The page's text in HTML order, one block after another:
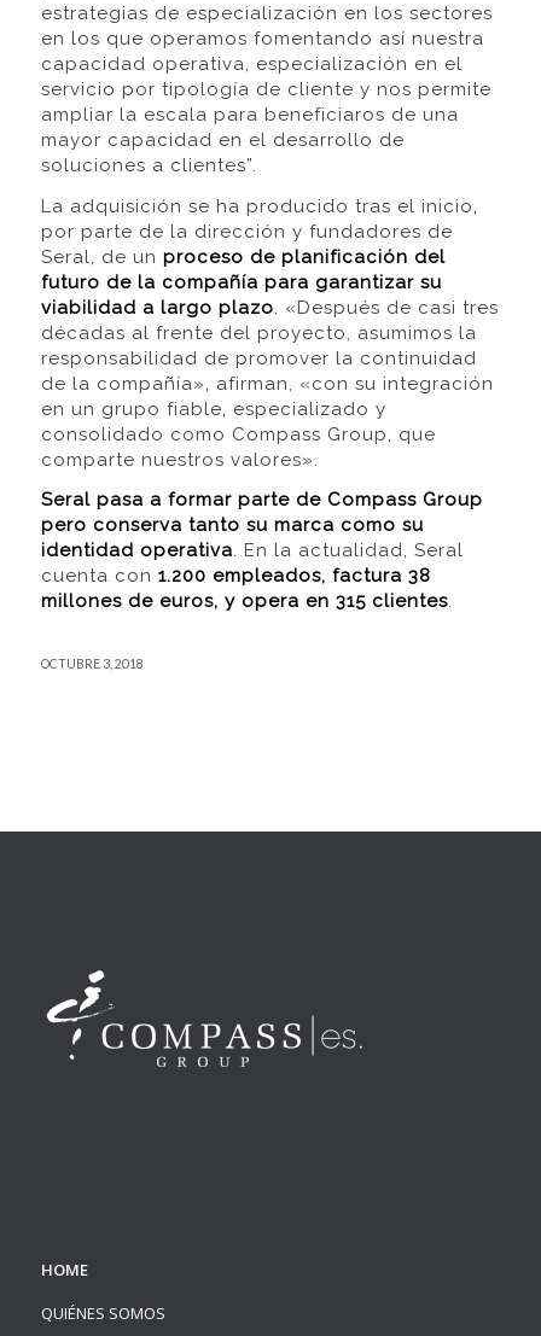
estrategias de especialización en los sectores
en los que operamos fomentando así nuestra
capacidad operativa, especialización en el
servicio por tipología de cliente y nos permite
ampliar la escala para beneficiaros de una
mayor capacidad en el desarrollo de
soluciones a clientes”.
La adquisición se ha producido tras el inicio,
por parte de la dirección y fundadores de
Seral, de un proceso de planificación del
futuro de la compañía para garantizar su
viabilidad a largo plazo . «Después de casi tres
décadas al frente del proyecto, asumimos la
responsabilidad de promover la continuidad
de la compañía», afirman, «con su integración
en un grupo fiable, especializado y
consolidado como Compass Group, que
comparte nuestros valores».
Seral pasa a formar parte de Compass Group
pero conserva tanto su marca como su
identidad operativa. En la actualidad, Seral
cuenta con 1.200 empleados, factura 38
millones de euros, y opera en 315 clientes.
OCTUBRE 3, 2018
HOME
QUIÉNES SOMOS